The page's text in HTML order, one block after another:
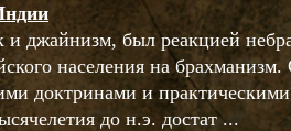
и джайнизм, был реакцией
населения на
доктринами и
до н.э. достат ...